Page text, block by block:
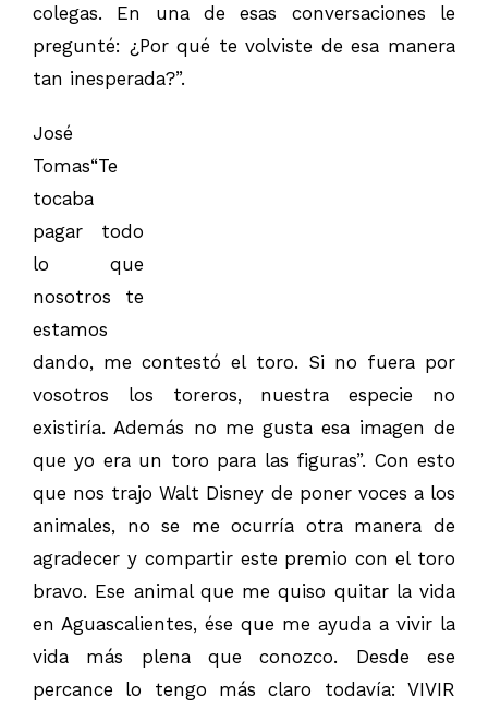
colegas. En una de esas conversaciones le
pregunté: ¿Por qué te volviste de esa manera
tan inesperada?”.
José
Tomas“Te
tocaba
pagar todo
lo que
nosotros te
estamos
dando, me contestó el toro. Si no fuera por
vosotros los toreros, nuestra especie no
existiría. Además no me gusta esa imagen de
que yo era un toro para las figuras”. Con esto
que nos trajo Walt Disney de poner voces a los
animales, no se me ocurría otra manera de
agradecer y compartir este premio con el toro
bravo. Ese animal que me quiso quitar la vida
en Aguascalientes, ése que me ayuda a vivir la
vida más plena que conozco. Desde ese
percance lo tengo más claro todavía: VIVIR